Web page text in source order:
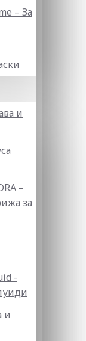
– За
и
–
за
-
и